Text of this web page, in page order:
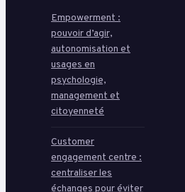
Empowerment :
pouvoir d’agir,
autonomisation et
usages en
psychologie,
management et
citoyenneté
Customer
engagement centre :
centraliser les
échanges pour éviter